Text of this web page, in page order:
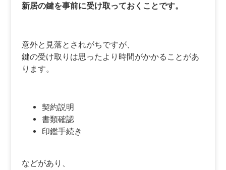
新居の鍵を事前に受け取っておくことです。
意外と見落とされがちですが、
鍵の受け取りは思ったより時間がかかることがあ
ります。
契約説明
書類確認
印鑑手続き
などがあり、